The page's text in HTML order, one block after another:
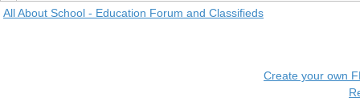
All About School - Education Forum and Classifieds
Create your own